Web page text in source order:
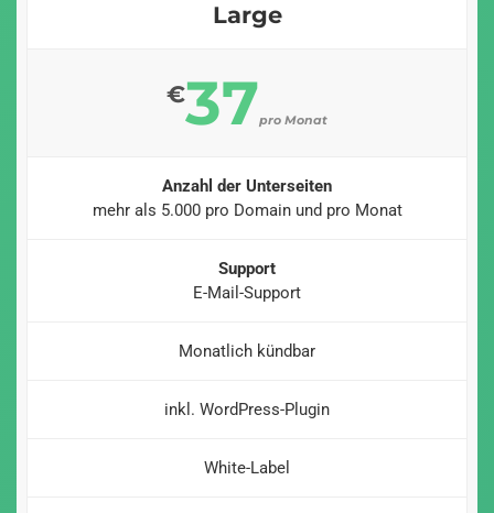
Large
€37pro Monat
Anzahl der Unterseiten
mehr als 5.000 pro Domain und pro Monat
Support
E-Mail-Support
Monatlich kündbar
inkl. WordPress-Plugin
White-Label